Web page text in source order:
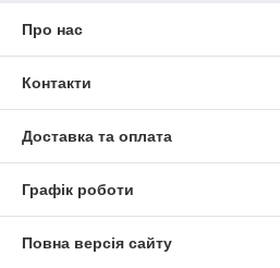
Про нас
Контакти
Доставка та оплата
Графік роботи
Повна версія сайту